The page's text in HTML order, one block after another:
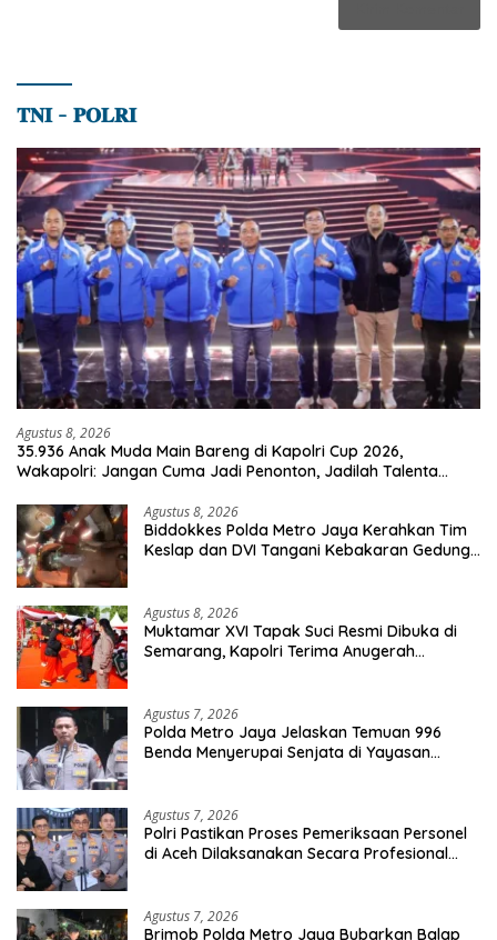
𝐓𝐍𝐈 – 𝐏𝐎𝐋𝐑𝐈
Agustus 8, 2026
35.936 Anak Muda Main Bareng di Kapolri Cup 2026,
Wakapolri: Jangan Cuma Jadi Penonton, Jadilah Talenta
Agustus 8, 2026
Biddokkes Polda Metro Jaya Kerahkan Tim
Keslap dan DVI Tangani Kebakaran Gedung
Agustus 8, 2026
Muktamar XVI Tapak Suci Resmi Dibuka di
Semarang, Kapolri Terima Anugerah
Agustus 7, 2026
Polda Metro Jaya Jelaskan Temuan 996
Benda Menyerupai Senjata di Yayasan
Agustus 7, 2026
Polri Pastikan Proses Pemeriksaan Personel
di Aceh Dilaksanakan Secara Profesional
Agustus 7, 2026
Brimob Polda Metro Jaya Bubarkan Balap